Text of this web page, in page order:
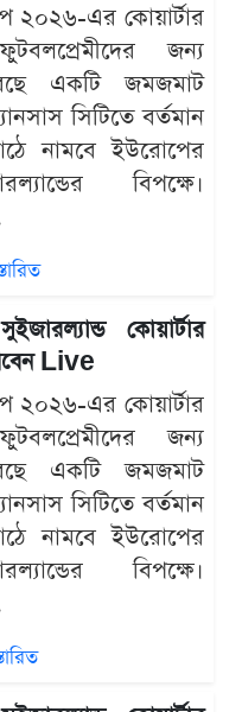
২০২৬-এর কোয়ার্টার
জন্য
একটি জমজমাট
সিটিতে বর্তমান
নামবে ইউরোপের
বিপক্ষে।
কোয়ার্টার
Live
২০২৬-এর কোয়ার্টার
জন্য
একটি জমজমাট
সিটিতে বর্তমান
নামবে ইউরোপের
বিপক্ষে।